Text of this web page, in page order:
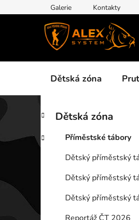
na
Galerie Kontakty
Dětská zóna
P
s
t
í
Přeskočit
kategorie
K
a
e
Dětská zóna
Příměstské tábory
Dětský příměstský
Dětský příměstský
Dětský příměstský